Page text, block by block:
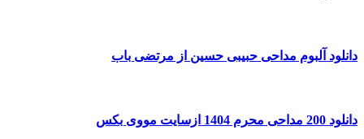
دانلود آلبوم مداحی حبیبی حسین از مرتضی باب
دانلود 200 مداحی محرم 1404 ازسایت مووی بکس